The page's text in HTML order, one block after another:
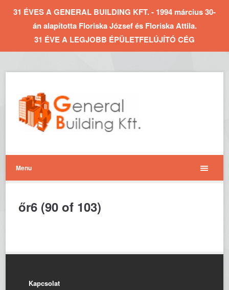
31 ÉVES A GENERAL BUILDING KFT. - 1994 március 30-
án alapította Floriska József és Floriska Attila.
31 ÉVE A LEGJOBB ÉPÜLETFELÚJÍTÓ CÉG
Menu
őr6 (90 of 103)
Kapcsolat